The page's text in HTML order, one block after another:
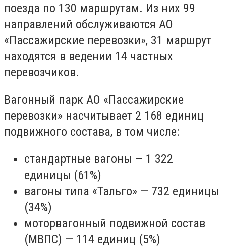
поезда по 130 маршрутам. Из них 99
направлений обслуживаются АО
«Пассажирские перевозки», 31 маршрут
находятся в ведении 14 частных
перевозчиков.
Вагонный парк АО «Пассажирские
перевозки» насчитывает 2 168 единиц
подвижного состава, в том числе:
стандартные вагоны — 1 322
единицы (61%)
вагоны типа «Тальго» — 732 единицы
(34%)
моторвагонный подвижной состав
(МВПС) — 114 единиц (5%)